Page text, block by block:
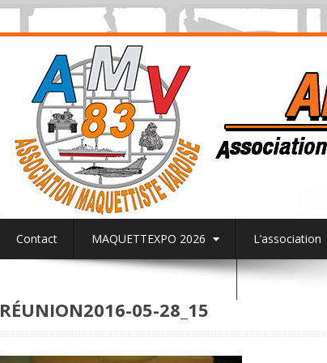
Contact MAQUETTEXPO 2026 L’association
RÉUNION2016-05-28_15